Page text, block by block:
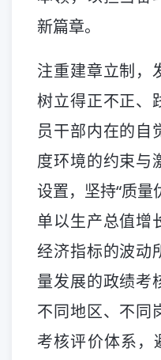
新篇章。
注重建章立制，
树立得正不正、
员干部内在的自
度环境的约束与
设置，坚持“质量
单以生产总值增
经济指标的波动
量发展的政绩考
不同地区、不同
考核评价体系，